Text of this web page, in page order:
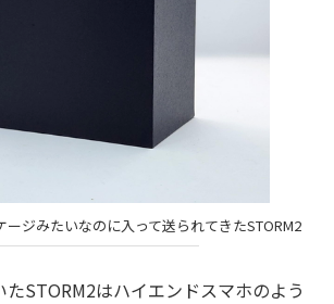
ージみたいなのに入って送られてきたSTORM2
STORM2はハイエンドスマホのよう